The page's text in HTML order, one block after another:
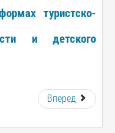
туристско-
и детского
Вперед